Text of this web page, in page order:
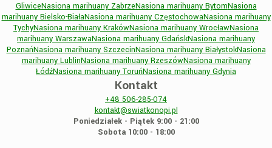
GliwiceNasiona marihuany ZabrzeNasiona marihuany BytomNasiona
marihuany Bielsko-BiałaNasiona marihuany CzęstochowaNasiona marihuany
TychyNasiona marihuany KrakówNasiona marihuany WrocławNasiona
marihuany WarszawaNasiona marihuany GdańskNasiona marihuany
PoznańNasiona marihuany SzczecinNasiona marihuany BiałystokNasiona
marihuany LublinNasiona marihuany RzeszówNasiona marihuany
ŁódźNasiona marihuany ToruńNasiona marihuany Gdynia
Kontakt
+48 506-285-074
kontakt@swiatkonopi.pl
Poniedziałek - Piątek 9:00 - 21:00
Sobota 10:00 - 18:00